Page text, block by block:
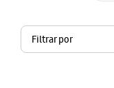
Filtrar por